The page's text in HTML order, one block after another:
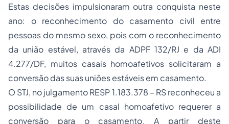
Estas decisões impulsionaram outra conquista neste
ano: o reconhecimento do casamento civil entre
pessoas do mesmo sexo, pois com o reconhecimento
da união estável, através da ADPF 132/RJ e da ADI
4.277/DF, muitos casais homoafetivos solicitaram a
conversão das suas uniões estáveis em casamento.
O STJ, no julgamento RESP 1.183.378 – RS reconheceu a
possibilidade de um casal homoafetivo requerer a
conversão para o casamento. A partir deste